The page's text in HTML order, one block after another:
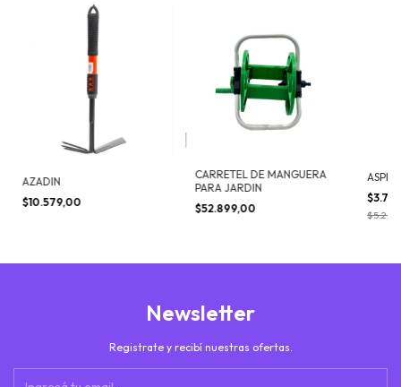
AZADIN
$10.579,00
CARRETEL DE MANGUERA
PARA JARDIN
$52.899,00
Newsletter
Registrate y recibí nuestras ofertas.